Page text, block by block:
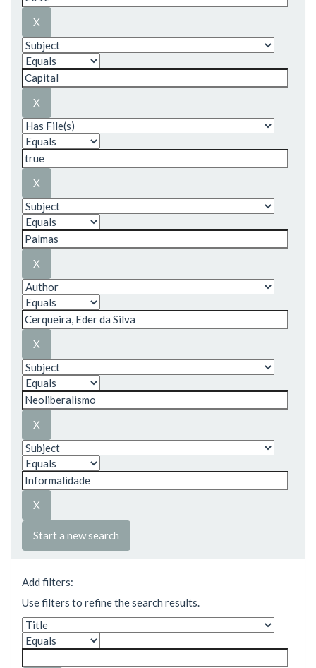
Start a new search
Add filters:
Use filters to refine the search results.